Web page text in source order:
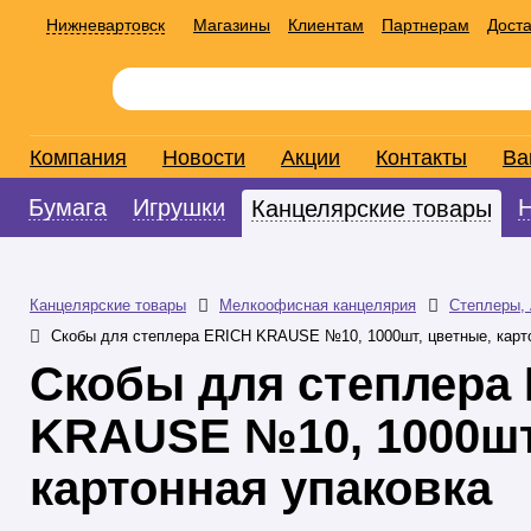
Нижневартовск Магазины Клиентам Партнерам
Компания Новости Акции Контакты
Бумага Игрушки Канцелярские товары
Канцелярские товары Мелкоофисная канцелярия
Степлеры,
Скобы для степлера ERICH KRAUSE №10, 1000шт, цветные,
Скобы для степлера
KRAUSE №10,
картонная упаковка